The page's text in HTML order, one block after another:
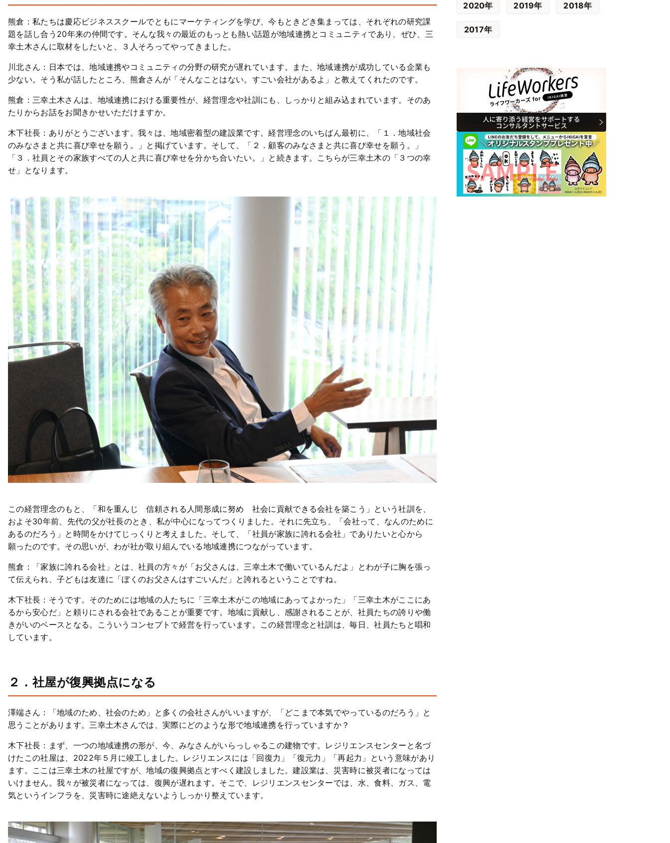
熊倉：私たちは慶応ビジネススクールでともにマーケティングを学び、今もときどき集まっては、それぞれの研究課
題を話し合う20年来の仲間です。そんな我々の最近のもっとも熱い話題が地域連携とコミュニティであり、ぜひ、三
幸土木さんに取材をしたいと、３人そろってやってきました。
川北さん：日本では、地域連携やコミュニティの分野の研究が遅れています。また、地域連携が成功している企業も
少ない。そう私が話したところ、熊倉さんが「そんなことはない。すごい会社があるよ」と教えてくれたのです。
熊倉：三幸土木さんは、地域連携における重要性が、経営理念や社訓にも、しっかりと組み込まれています。そのあ
たりからお話をお聞きかせいただけますか。
木下社長：ありがとうございます。我々は、地域密着型の建設業です。経営理念のいちばん最初に、「１．地域社会
のみなさまと共に喜び幸せを願う。」と掲げています。そして、「２．顧客のみなさまと共に喜び幸せを願う。」
「３．社員とその家族すべての人と共に喜び幸せを分かち合いたい。」と続きます。こちらが三幸土木の「３つの幸
せ」となります。
この経営理念のもと、「和を重んじ 信頼される人間形成に努め 社会に貢献できる会社を築こう」という社訓を、
およそ30年前、先代の父が社長のとき、私が中心になってつくりました。それに先立ち、「会社って、なんのために
あるのだろう」と時間をかけてじっくりと考えました。そして、「社員が家族に誇れる会社」でありたいと心から
願ったのです。その思いが、わが社が取り組んでいる地域連携につながっています。
熊倉：「家族に誇れる会社」とは、社員の方々が「お父さんは、三幸土木で働いているんだよ」とわが子に胸を張っ
て伝えられ、子どもは友達に「ぼくのお父さんはすごいんだ」と誇れるということですね。
木下社長：そうです。そのためには地域の人たちに「三幸土木がこの地域にあってよかった」「三幸土木がここにあ
るから安心だ」と頼りにされる会社であることが重要です。地域に貢献し、感謝されることが、社員たちの誇りや働
きがいのベースとなる。こういうコンセプトで経営を行っています。この経営理念と社訓は、毎日、社員たちと唱和
しています。
２．社屋が復興拠点になる
澤端さん：「地域のため、社会のため」と多くの会社さんがいいますが、「どこまで本気でやっているのだろう」と
思うことがあります。三幸土木さんでは、実際にどのような形で地域連携を行っていますか？
木下社長：まず、一つの地域連携の形が、今、みなさんがいらっしゃるこの建物です。レジリエンスセンターと名づ
けたこの社屋は、2022年５月に竣工しました。レジリエンスには「回復力」「復元力」「再起力」という意味があり
ます。ここは三幸土木の社屋ですが、地域の復興拠点とすべく建設しました。建設業は、災害時に被災者になっては
いけません。我々が被災者になっては、復興が遅れます。そこで、レジリエンスセンターでは、水、食料、ガス、電
気というインフラを、災害時に途絶えないようしっかり整えています。
2020年 2019年 2018年
2017年